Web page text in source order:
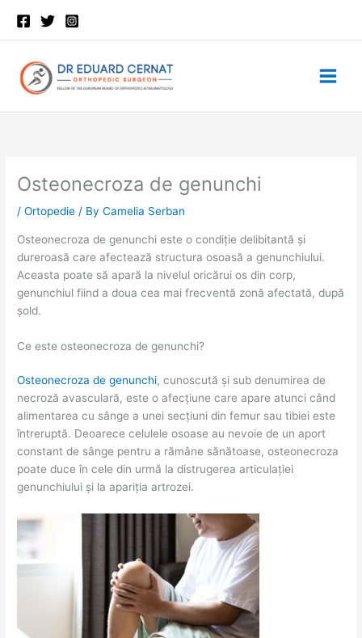
content
Osteonecroza de genunchi
/Ortopedie / ByCamelia Serban
Osteonecroza de genunchi este o condiție delibitantă și
dureroasă care afectează structura osoasă a genunchiului.
Aceasta poate să apară la nivelul oricărui os din corp,
genunchiul fiind a doua cea mai frecventă zonă afectată, după
șold.
Ce este osteonecroza de genunchi?
Osteonecroza de genunchi, cunoscută și sub denumirea de
necroză avasculară, este o afecțiune care apare atunci când
alimentarea cu sânge a unei secțiuni din femur sau tibiei este
întreruptă. Deoarece celulele osoase au nevoie de un aport
constant de sânge pentru a rămâne sănătoase, osteonecroza
poate duce în cele din urmă la distrugerea articulației
genunchiului și la apariția artrozei.